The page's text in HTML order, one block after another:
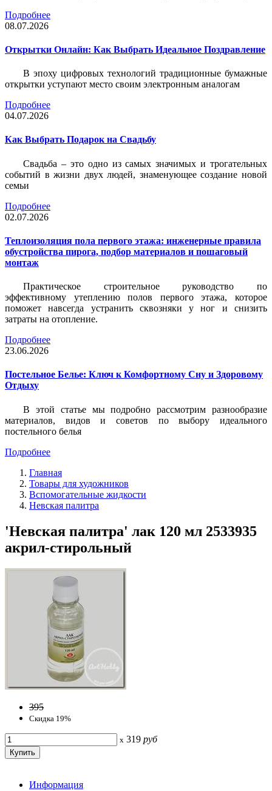
Подробнее
08.07.2026
Открытки Онлайн: Как Выбрать Идеальное Поздравление
В эпоху цифровых технологий традиционные бумажные
открытки уступают место своим электронным аналогам
Подробнее
04.07.2026
Как Выбрать Подарок на Свадьбу
Свадьба – это одно из самых значимых и трогательных
событий в жизни двух людей, знаменующее создание новой
семьи
Подробнее
02.07.2026
Теплоизоляция пола первого этажа: инженерные правила
обустройства пирога, подбор материалов и пошаговый
монтаж
Практическое строительное руководство по
эффективному утеплению полов первого этажа, которое
поможет навсегда устранить сквозняки у ног и снизить
затраты на отопление.
Подробнее
23.06.2026
Постельное Белье: Ключ к Комфортному Сну и Здоровому
Отдыху
В этой статье мы подробно рассмотрим разнообразие
материалов, видов и советов по выбору идеального
постельного белья
Подробнее
Главная
Товары для художников
Вспомогательные жидкости
Невская палитра
'Невская палитра' лак 120 мл 2533935
акрил-стирольный
395
Скидка 19%
x 319 руб
Информация